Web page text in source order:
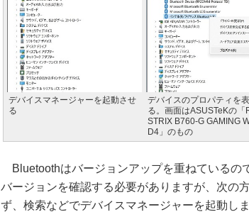
デバイスマネージャーを起動させ
る
デバイスのプロパティを
る。画面はASUSTeKの「
STRIX B760-G GAMING
D4」のもの
Bluetoothはバージョンアップを重ねているの
バージョンを確認する必要がありますが、次の
ず、検索などでデバイスマネージャーを起動し